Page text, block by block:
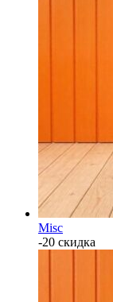
Misc
-20 скидка